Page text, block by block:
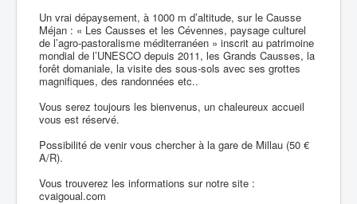
Un vrai dépaysement, à 1000 m d’altitude, sur le Causse
Méjan : « Les Causses et les Cévennes, paysage culturel
de l’agro-pastoralisme méditerranéen » inscrit au patrimoine
mondial de l’UNESCO depuis 2011, les Grands Causses, la
forêt domaniale, la visite des sous-sols avec ses grottes
magnifiques, des randonnées etc..
Vous serez toujours les bienvenus, un chaleureux accueil
vous est réservé.
Possibilité de venir vous chercher à la gare de Millau (50 €
A/R).
Vous trouverez les informations sur notre site :
cvaigoual.com